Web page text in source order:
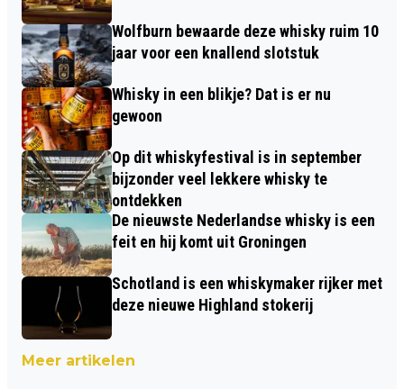
Wolfburn bewaarde deze whisky ruim 10
jaar voor een knallend slotstuk
Whisky in een blikje? Dat is er nu
gewoon
Op dit whiskyfestival is in september
bijzonder veel lekkere whisky te
ontdekken
De nieuwste Nederlandse whisky is een
feit en hij komt uit Groningen
Schotland is een whiskymaker rijker met
deze nieuwe Highland stokerij
Meer artikelen